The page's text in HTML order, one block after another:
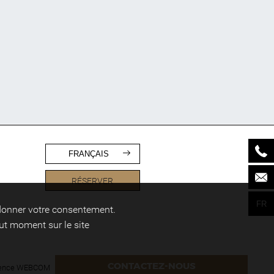
FR
FRANÇAIS
RÉSERVER
WEBCOM
votre consentement.
moment sur le site